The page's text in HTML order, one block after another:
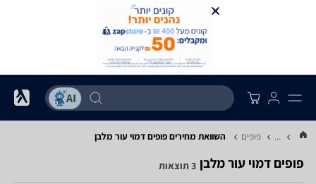
... פופים השוואת מחירים פופים ‏דמוי עור ‏מלבן
פופים ‏דמוי עור ‏מלבן 3 תוצאות